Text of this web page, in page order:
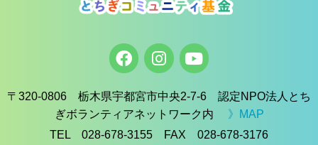
〒320-0806 栃木県宇都宮市中央2-7-6 認定NPO法人とち
ぎボランティアネットワーク内 》MAP
TEL 028-678-3155 FAX 028-678-3176